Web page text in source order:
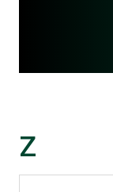
Z